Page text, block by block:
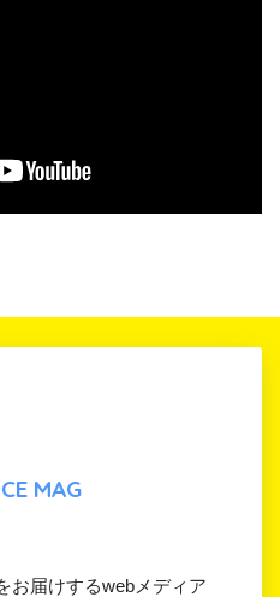
MAG
お届けするwebメディア